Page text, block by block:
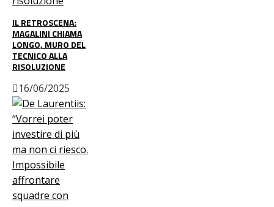
IL RETROSCENA:
MAGALINI CHIAMA
LONGO, MURO DEL
TECNICO ALLA
RISOLUZIONE
16/06/2025